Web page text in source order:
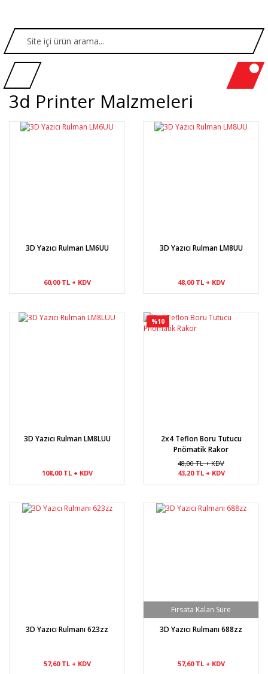
3d Printer Malzmeleri
3D Yazıcı Rulman LM6UU
60,00 TL + KDV
3D Yazıcı Rulman LM8UU
48,00 TL + KDV
3D Yazıcı Rulman LM8LUU
108,00 TL + KDV
%10
2x4 Teflon Boru Tutucu
Pnömatik Rakor
48,00 TL + KDV
43,20 TL + KDV
3D Yazıcı Rulmanı 623zz
57,60 TL + KDV
3D Yazıcı Rulmanı 688zz
57,60 TL + KDV